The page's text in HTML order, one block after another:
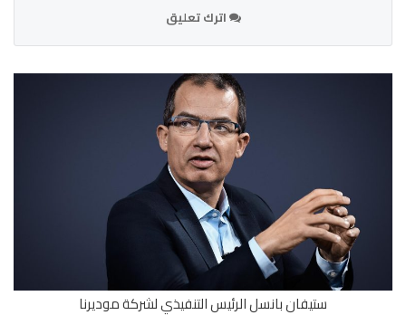
اترك تعليق
ستيفان بانسل الرئيس التنفيذي لشركة موديرنا